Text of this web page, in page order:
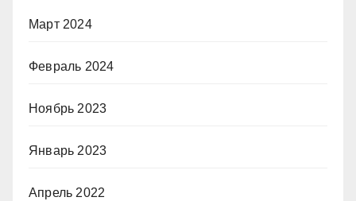
Март 2024
Февраль 2024
Ноябрь 2023
Январь 2023
Апрель 2022